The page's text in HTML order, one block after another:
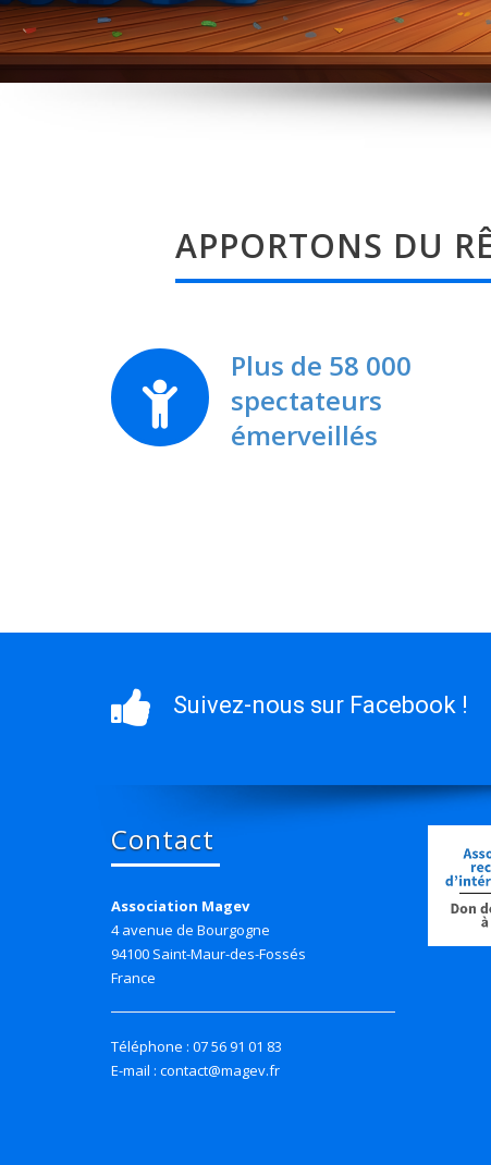
APPORTONS DU
Plus de 58 000
spectateurs
émerveillés
Suivez-nous sur Facebook !
Contact
Association Magev
4 avenue de Bourgogne
94100 Saint-Maur-des-Fossés
France
Téléphone : 07 56 91 01 83
E-mail : contact@magev.fr